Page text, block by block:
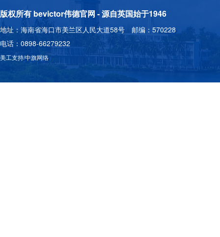
版权所有 bevictor伟德官网 - 源自英国始于1946
地址：海南省海口市美兰区人民大道58号 邮编：570228
电话：0898-66279232
美工支持/中旗网络